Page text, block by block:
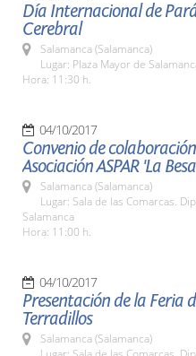
Día Internacional de
Cerebral
Salamanca (Salamanca)
Lugar: Plaza Mayor de
Hora: 11:30 h.
04/10/2017
Convenio de
Asociación ASPAR 'La
Salamanca (Salamanca)
Lugar: Sala de las Comarcas.
Salamanca
Hora: 11:00 h.
04/10/2017
Presentación de la Feria
Terradillos
Salamanca (Salamanca)